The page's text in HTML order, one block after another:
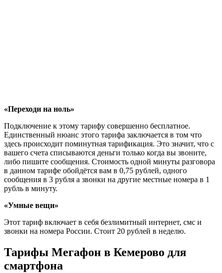
«Переходи на ноль»
Подключение к этому тарифу совершенно бесплатное.
Единственный нюанс этого тарифа заключается в том что
здесь происходит поминутная тарификация. Это значит, что с
вашего счета списываются деньги только когда вы звоните,
либо пишите сообщения. Стоимость одной минуты разговора
в данном тарифе обойдётся вам в 0,75 рублей, одного
сообщения в 3 рубля а звонки на другие местные номера в 1
рубль в минуту.
«Умные вещи»
Этот тариф включает в себя безлимитный интернет, смс и
звонки на номера России. Стоит 20 рублей в неделю.
Тарифы Мегафон в Кемерово для
смартфона